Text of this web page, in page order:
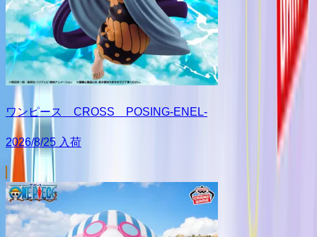
ワンピース CROSS POSING-ENEL-
2026/8/25 入荷